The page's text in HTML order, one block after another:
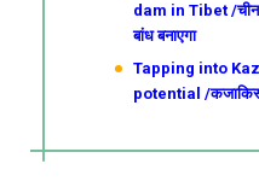
dam in Tibet /चीन
बांध बनाएगा
Tapping into
potential /